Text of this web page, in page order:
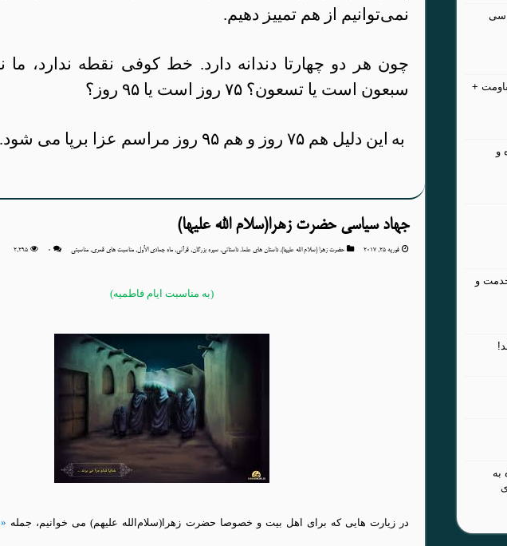
نمی‌توانیم از هم تمییز دهیم.
چون هر دو چهارتا دندانه دارد. خط کوفی نقطه ندارد، ما
سبعون است یا تسعون؟ ۷۵ روز است یا ۹۵ روز؟
به ین دلیل هم ۷۵ روز و هم ۹۵ روز مراسم عزا برپا می شود.
جهاد سیاسی حضرت زهرا(سلام الله علیها)
فوریه 25, 2017 حضرت زهرا (سلام الله علیها), داستان های علما, داستانی, سیره بزرگان, قرآنی, ماه جمادی الأول, مناسبت های قمری, مناسبتی ۰ 2,295
(به مناسبت ایام فاطمیه)
در زیارت هایی که برای اهل بیت و خصوصا حضرت زهرا(سلام‌الله علیهم) می خوانیم، جمله «
+
و
و
به